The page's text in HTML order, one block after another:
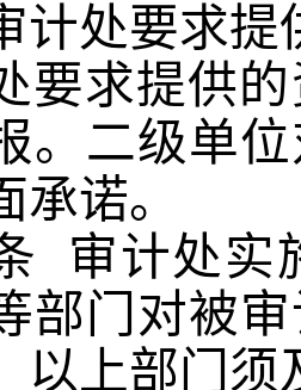
计处要求
要求提供
。二级单
诺。
审计处实
部门对被
以上部门